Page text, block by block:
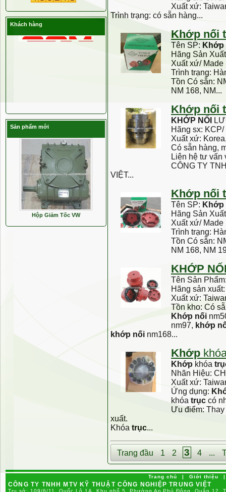
Xuất xứ:
Trình trạng: có sẵn hàng...
Khớp nối
Tên SP: Khớp
Hãng Sản
Xuất xứ/ Made
Trình trạng:
Tồn Có sẵn:
NM 168, NM...
Khớp nối
KHỚP NỐI
Hãng sx:
Xuất xứ:
Có sẵn hàng,
Liên hệ tư vấn
CÔNG TY
VIỆT...
Khớp nối
Tên SP: Khớp
Hãng Sản
Xuất xứ/ Made
Trình trạng:
Tồn Có sẵn:
NM 168, NM
KHỚP
Tên Sản
Hãng sản
Xuất xứ:
Tồn kho: Có
Khớp nối
nm97, khớp
khớp nối nm168...
Khớp
Khớp khóa
Nhãn Hiệu:
Xuất xứ:
Ứng dụng:
khóa trục có
Ưu điểm:
xuất.
Khóa trục...
Trang đầu 1 2 3 4 ...
Khách hàng
Sản phẩm mới
Hộp Giảm Tốc VW
Trang chủ | Giới thiệu |
CÔNG TY TNHH MTV KỸ THUẬT CÔNG NGHIỆP TRUNG VIỆT
Trụ sở: 109/6/11, Quốc Lộ 1A, Khu phố 5, Phường An Phú Đông, Quận 12,